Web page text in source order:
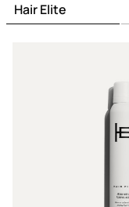
Hair Elite